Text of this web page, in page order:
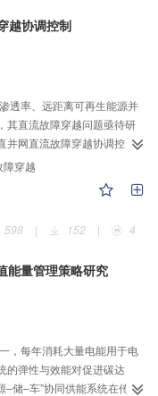
进行相应的调整，实现煤
39节点系统和河南电网
故障下的暂态仿真结果可
电机组退役策略相比，本
机组退役对受端电网静态电
端电网暂态电压稳定性的影
越协调控制
透率、远距离可再生能源并
其直流故障穿越问题亟待研
并网直流故障穿越协调控
multi-terminal HVDC
能系统等主要组成部分的拓
柔直并网系统的直流故障，
率变流器现有并联储能系
纳方案，提出由储能系统、
，从而实现不同故障类型
行且不出现闭锁、过载等
仿真平台搭建上述仿真模
流故障穿越策略，验证了
够维持故障期间的功率平
文所提故障穿越策略有望
穿越
598
| 152 | 4
能量管理策略研究
，每年消耗大量电能用于电
的弹性与效能对促进碳达
–储–车”协同供能系统在传统